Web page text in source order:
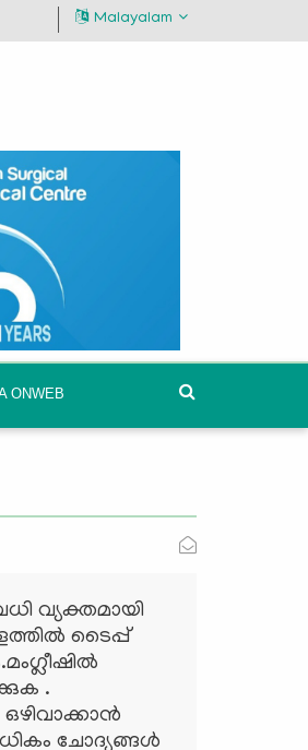
Malayalam
ONWEB
വ്യക്തമായി
ടൈപ്പ്
.
ചോദ്യങ്ങള്‍